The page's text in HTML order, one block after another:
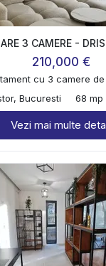
3 CAMERE -
210,000 €
cu 3 camere
Bucuresti
68 mp
Vezi mai multe